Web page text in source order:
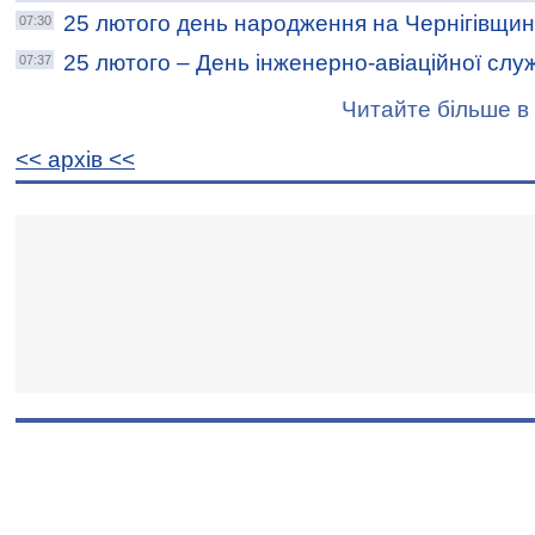
07:30 25 лютого день народження на
07:37
25 лютого – День інженерно-авіаційної
Читайте більше в
<< архiв <<